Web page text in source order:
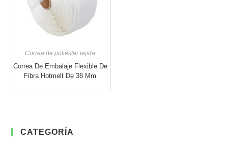
Correa de poliéster tejida
Correa De Embalaje Flexible De
Fibra Hotmelt De 38 Mm
CATEGORÍA